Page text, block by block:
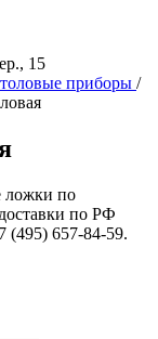
15
приборы /
ложки по
по РФ
(495) 657-84-59.